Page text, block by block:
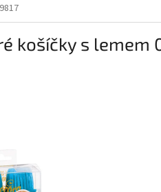
košíčky s lemem